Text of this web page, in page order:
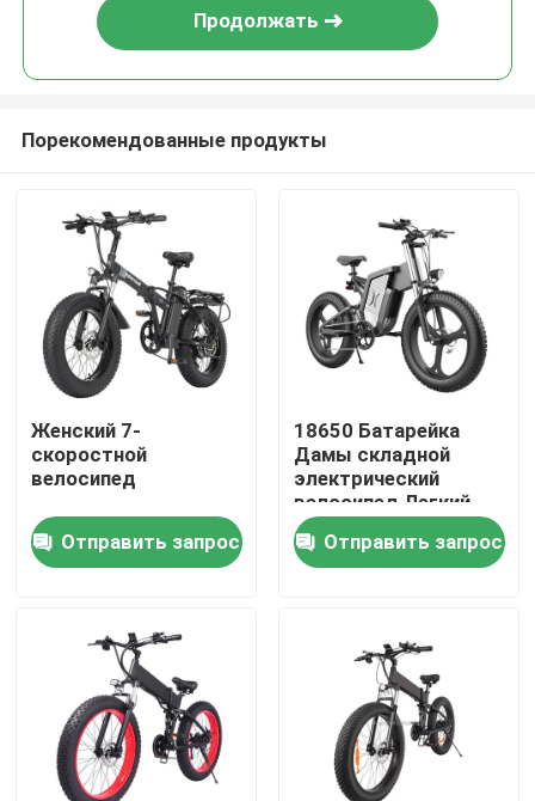
Дом
Продукты
Видео
О нас
Проверка качества
Спросите цитату
Продолжать
Порекомендованные продукты
Женский 7-
скоростной
велосипед
Отправить запрос
18650 Батарейка
Дамы складной
электрический
велосипед Легкий
2000 Ватт E Bike
Отправить запрос